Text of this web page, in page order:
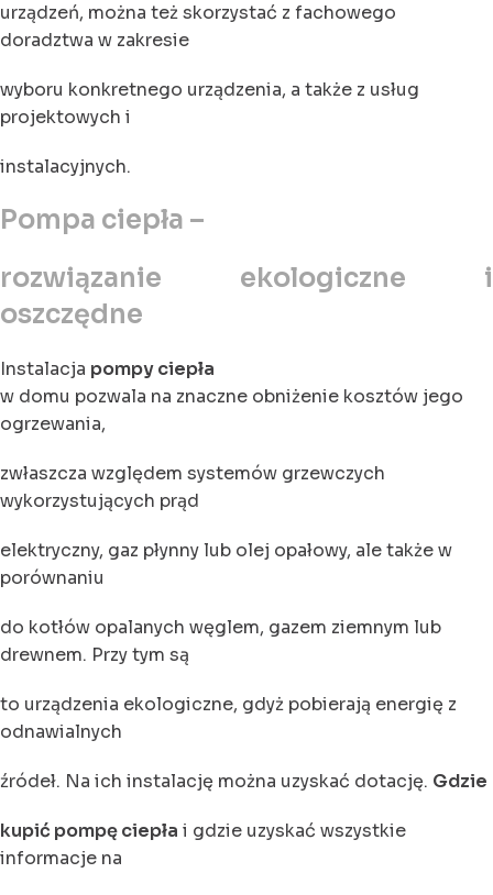
urządzeń, można też skorzystać z fachowego
doradztwa w zakresie
wyboru konkretnego urządzenia, a także z usług
projektowych i
instalacyjnych.
Pompa ciepła –
rozwiązanie ekologiczne i
oszczędne
Instalacja pompy ciepła
w domu pozwala na znaczne obniżenie kosztów jego
ogrzewania,
zwłaszcza względem systemów grzewczych
wykorzystujących prąd
elektryczny, gaz płynny lub olej opałowy, ale także w
porównaniu
do kotłów opalanych węglem, gazem ziemnym lub
drewnem. Przy tym są
to urządzenia ekologiczne, gdyż pobierają energię z
odnawialnych
źródeł. Na ich instalację można uzyskać dotację. Gdzie
kupić pompę ciepła i gdzie uzyskać wszystkie
informacje na